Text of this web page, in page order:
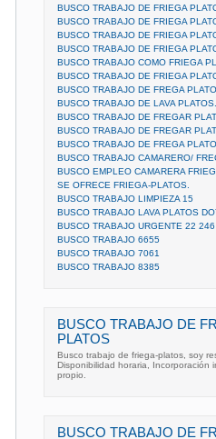
BUSCO TRABAJO DE FRIEGA
BUSCO TRABAJO DE FRIEGA
BUSCO TRABAJO DE FRIEGA
BUSCO TRABAJO DE FRIEGA
BUSCO TRABAJO COMO FRIEGA
BUSCO TRABAJO DE FRIEGA
BUSCO TRABAJO DE FREGA
BUSCO TRABAJO DE LAVA
BUSCO TRABAJO DE FREGAR
BUSCO TRABAJO DE FREGAR
BUSCO TRABAJO DE FREGA
BUSCO TRABAJO CAMARERO/
BUSCO EMPLEO CAMARERA
SE OFRECE FRIEGA-PLATOS.
BUSCO TRABAJO LIMPIEZA 15
BUSCO TRABAJO LAVA PLATOS
BUSCO TRABAJO URGENTE 22 246
BUSCO TRABAJO 6655
BUSCO TRABAJO 7061
BUSCO TRABAJO 8385
BUSCO TRABAJO DE
PLATOS
Busco trabajo de friega-platos, soy
Disponibilidad horaria, Incorporación
propio.
BUSCO TRABAJO DE